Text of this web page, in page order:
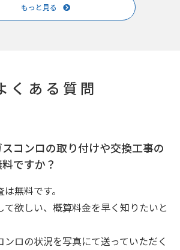
もっと見る
くある質問
コンロの取り付けや交換工事の
ですか？
無料です。
て欲しい、概算料金を早く知りたいと
ンロの状況を写真にて送っていただく